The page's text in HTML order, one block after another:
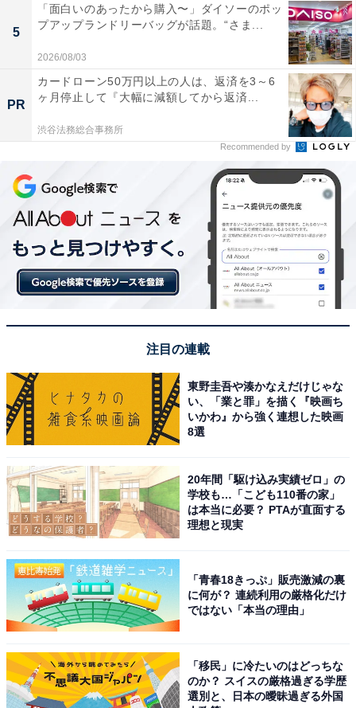
5
「面白いのあったから購入〜」ダイソーのポッ
プアップランドリーバッグが話題。“さま...
2026/08/03
PR
カードローン50万円以上の人は、返済を3～6
ヶ月停止して『大幅に減額してから返済...
渋谷法務総合事務所
Recommended by
注目の連載
東野圭吾や湊かなえだけじゃな
い、「業と罪」を描く『映画ち
いかわ』から強く連想した映画
8選
20年間「駆け込み実績ゼロ」の
学校も…「こども110番の家」
は本当に必要？ PTAが直面する
理想と現実
「青春18きっぷ」販売激減の裏
に何が？ 連続利用の厳格化だけ
ではない「本当の理由」
「移民」に冷たいのはどっちな
のか？ スイスの厳格過ぎる学歴
選別と、日本の曖昧過ぎる外国